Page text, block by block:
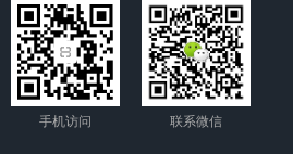
手机访问 联系微信